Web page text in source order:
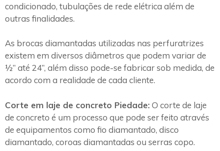
condicionado, tubulações de rede elétrica além de
outras finalidades.
As brocas diamantadas utilizadas nas perfuratrizes
existem em diversos diâmetros que podem variar de
½” até 24”, além disso pode-se fabricar sob medida, de
acordo com a realidade de cada cliente.
Corte em laje de concreto Piedade: O corte de laje
de concreto é um processo que pode ser feito através
de equipamentos como fio diamantado, disco
diamantado, coroas diamantadas ou serras copo.